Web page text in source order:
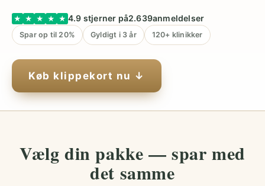
★ ★ ★ ★ ★ 4.9 stjerner på2.639anmeldelser
Spar op til 20% Gyldigt i 3 år 120+ klinikker
Køb klippekort nu ↓
Vælg din pakke — spar med
det samme